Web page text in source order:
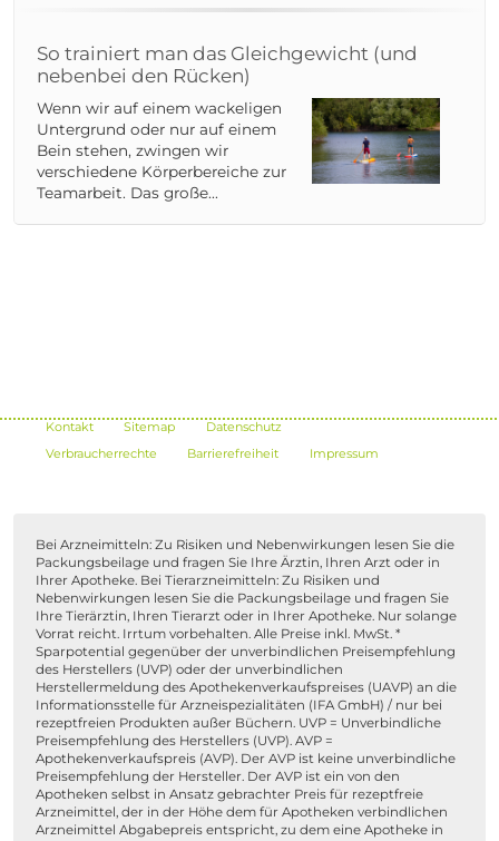
So trainiert man das Gleichgewicht (und
nebenbei den Rücken)
Wenn wir auf einem wackeligen
Untergrund oder nur auf einem
Bein stehen, zwingen wir
verschiedene Körperbereiche zur
Teamarbeit. Das große...
Kontakt Sitemap
Datenschutz
Verbraucherrechte
Barrierefreiheit Impressum
Bei Arzneimitteln: Zu Risiken und Nebenwirkungen lesen Sie die
Packungsbeilage und fragen Sie Ihre Ärztin, Ihren Arzt oder in
Ihrer Apotheke. Bei Tierarzneimitteln: Zu Risiken und
Nebenwirkungen lesen Sie die Packungsbeilage und fragen Sie
Ihre Tierärztin, Ihren Tierarzt oder in Ihrer Apotheke. Nur solange
Vorrat reicht. Irrtum vorbehalten. Alle Preise inkl. MwSt. *
Sparpotential gegenüber der unverbindlichen Preisempfehlung
des Herstellers (UVP) oder der unverbindlichen
Herstellermeldung des Apothekenverkaufspreises (UAVP) an die
Informationsstelle für Arzneispezialitäten (IFA GmbH) / nur bei
rezeptfreien Produkten außer Büchern. UVP = Unverbindliche
Preisempfehlung des Herstellers (UVP). AVP =
Apothekenverkaufspreis (AVP). Der AVP ist keine unverbindliche
Preisempfehlung der Hersteller. Der AVP ist ein von den
Apotheken selbst in Ansatz gebrachter Preis für rezeptfreie
Arzneimittel, der in der Höhe dem für Apotheken verbindlichen
Arzneimittel Abgabepreis entspricht, zu dem eine Apotheke in